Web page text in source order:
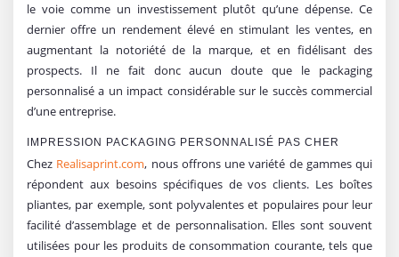
le voie comme un investissement plutôt qu’une dépense. Ce
dernier offre un rendement élevé en stimulant les ventes, en
augmentant la notoriété de la marque, et en fidélisant des
prospects. Il ne fait donc aucun doute que le packaging
personnalisé a un impact considérable sur le succès commercial
d’une entreprise.
IMPRESSION PACKAGING PERSONNALISÉ PAS CHER
Chez Realisaprint.com, nous offrons une variété de gammes qui
répondent aux besoins spécifiques de vos clients. Les boîtes
pliantes, par exemple, sont polyvalentes et populaires pour leur
facilité d’assemblage et de personnalisation. Elles sont souvent
utilisées pour les produits de consommation courante, tels que